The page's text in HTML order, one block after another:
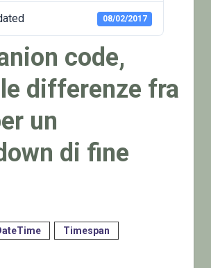
08/02/2017
code,
differenze fra
un
di fine
Timespan